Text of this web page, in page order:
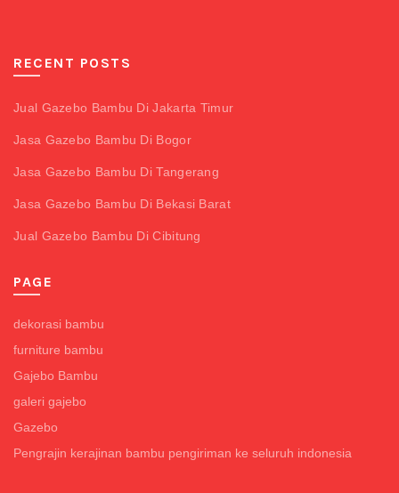
RECENT POSTS
Jual Gazebo Bambu Di Jakarta Timur
Jasa Gazebo Bambu Di Bogor
Jasa Gazebo Bambu Di Tangerang
Jasa Gazebo Bambu Di Bekasi Barat
Jual Gazebo Bambu Di Cibitung
PAGE
dekorasi bambu
furniture bambu
Gajebo Bambu
galeri gajebo
Gazebo
Pengrajin kerajinan bambu pengiriman ke seluruh indonesia